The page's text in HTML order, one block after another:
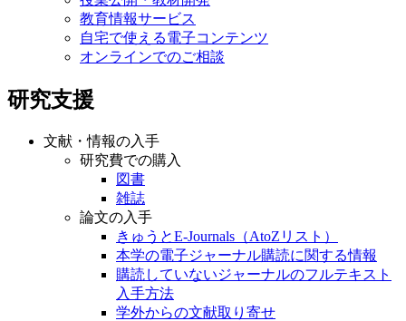
教育情報サービス
自宅で使える電子コンテンツ
オンラインでのご相談
研究支援
文献・情報の入手
研究費での購入
図書
雑誌
論文の入手
きゅうとE-Journals（AtoZリスト）
本学の電子ジャーナル購読に関する情報
購読していないジャーナルのフルテキスト
入手方法
学外からの文献取り寄せ